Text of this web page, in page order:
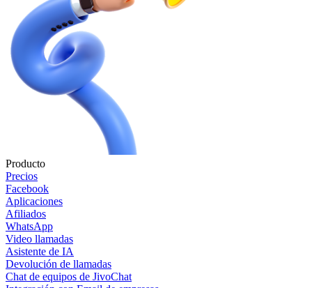
Producto
Precios
Facebook
Aplicaciones
Afiliados
WhatsApp
Video llamadas
Asistente de IA
Devolución de llamadas
Chat de equipos de JivoChat